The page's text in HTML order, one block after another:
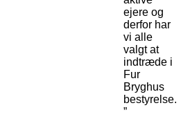
ejere og
derfor har
vi alle
valgt at
indtræde i
Fur
Bryghus
bestyrelse.
”